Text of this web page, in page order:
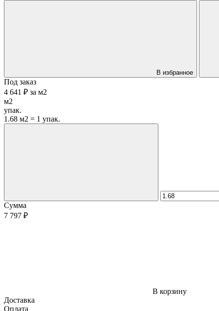
В избранное
Под заказ
4 641 ₽ за м2
м2
упак.
1.68 м2 = 1 упак.
Сумма
7 797 ₽
В корзину
Доставка
Оплата